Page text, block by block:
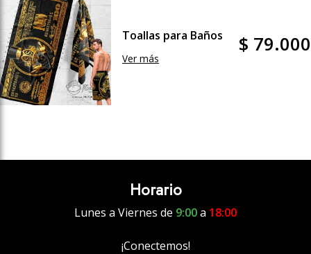
Toallas para Baños
Ver más
$ 79.000
Horario
Lunes a Viernes de 9:00a 18:00
¡Conectemos!